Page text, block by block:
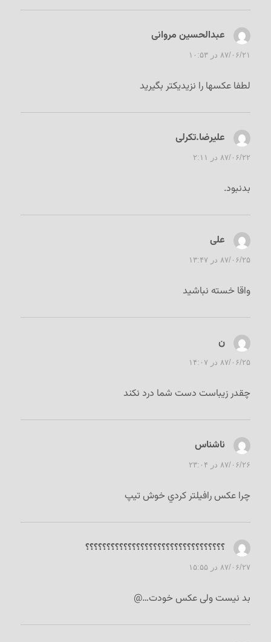
عبدالحسین مروانی
۸۷/۰۶/۲۱ در ۱۰:۵۳
لطفا عکسها را نزیدیکتر بگیرید
علیرضا.تکرلی
۸۷/۰۶/۲۲ در ۲:۱۱
بدنبود.
علی
۸۷/۰۶/۲۵ در ۱۳:۴۷
واقا خسته نباشید
ن
۸۷/۰۶/۲۵ در ۱۴:۰۷
چقدر زیباست دست شما درد نکند
ناشناس
۸۷/۰۶/۲۶ در ۲۳:۰۴
چرا عكس رافيلتر كردي خوش تيپ
؟؟؟؟؟؟؟؟؟؟؟؟؟؟؟؟؟؟؟؟؟؟؟؟؟؟؟؟؟؟؟؟؟
۸۷/۰۶/۲۷ در ۱۵:۵۵
بد نیست ولی عکس خودت…@